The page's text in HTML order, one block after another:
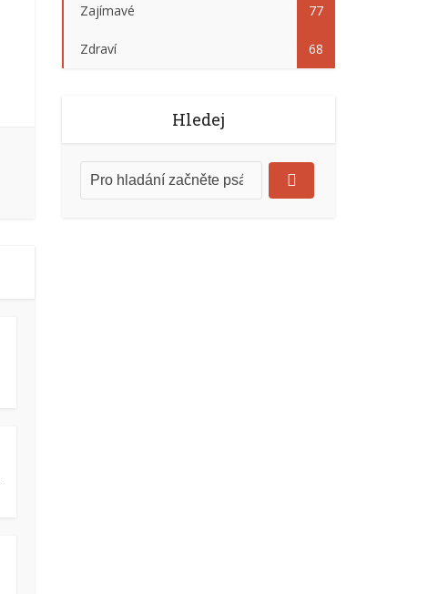
Zajímavé 77
Zdraví 68
Hledej